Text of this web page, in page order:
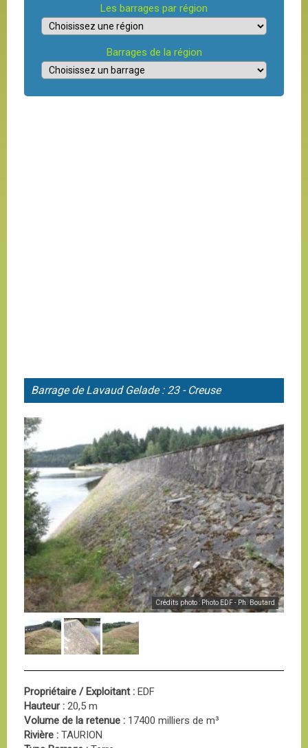
Les barrages par région
Barrages de la région
Barrage deLavaud Gelade : 23 - Creuse
Crédits photo : Photo EDF - Ph. Boutard
Propriétaire / Exploitant : EDF
Hauteur : 20,5 m
Volume de la retenue : 17400 milliers de m³
Rivière : TAURION